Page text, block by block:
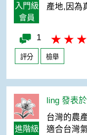
入門級
會員
產地,因為
1
評分 檢舉
進階級
ling 發表
台灣的農
適合台灣